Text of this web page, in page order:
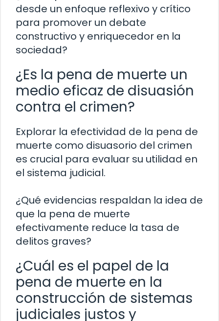
desde un enfoque reflexivo y crítico
para promover un debate
constructivo y enriquecedor en la
sociedad?
¿Es la pena de muerte un
medio eficaz de disuasión
contra el crimen?
Explorar la efectividad de la pena de
muerte como disuasorio del crimen
es crucial para evaluar su utilidad en
el sistema judicial.
¿Qué evidencias respaldan la idea de
que la pena de muerte
efectivamente reduce la tasa de
delitos graves?
¿Cuál es el papel de la
pena de muerte en la
construcción de sistemas
judiciales justos y